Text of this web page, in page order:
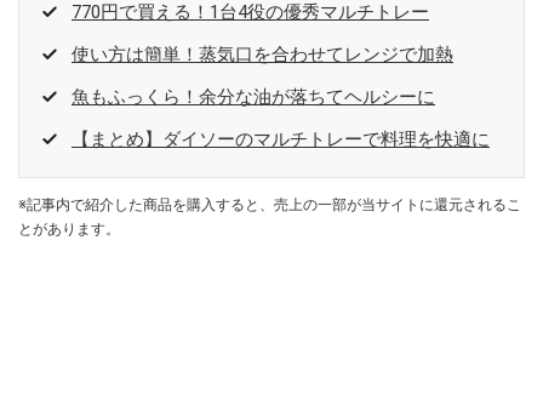
770円で買える！1台4役の優秀マルチトレー
使い方は簡単！蒸気口を合わせてレンジで加熱
魚もふっくら！余分な油が落ちてヘルシーに
【まとめ】ダイソーのマルチトレーで料理を快適に
※記事内で紹介した商品を購入すると、売上の一部が当サイトに還元されるこ
とがあります。